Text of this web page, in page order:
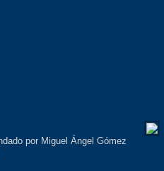
por Miguel Ángel Gómez